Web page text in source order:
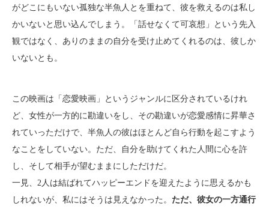
がどこにもいない孤独な半魚人とを重ねて、彼を救えるのは私し
かいないと思い込んでしまう。「話せなくて可哀想」という先入
観ではなく、ありのままの自分を受け止めてくれるのは、彼しか
いないとも。
この映画は「恋愛映画」というジャンルに区分されているけれ
ど、女性が一方的に勘違いをし、その勘違いが恋愛感情に昇華さ
れていっただけで、半魚人の彼はほとんど自ら行動を起こすよう
なことをしていない。ただ、自分を助けてくれた人間に心を許
し、そして相手が望むままにしただけだ。
一見、2人は結ばれてハッピーエンドを迎えたように思えるかも
しれないが、私にはそうは見えなかった。 ただ、彼女の一方通行